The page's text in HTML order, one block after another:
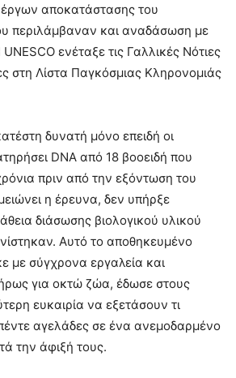
αποκατάστασης του
περιλάμβαναν και αναδάσωση με
ενέταξε τις Γαλλικές Νότιες
στη Λίστα Παγκόσμιας Κληρονομιάς
δυνατή μόνο επειδή οι
DNA από 18 βοοειδή που
πριν από την εξόντωση του
η έρευνα, δεν υπήρξε
διάσωσης βιολογικού υλικού
Αυτό το αποθηκευμένο
με σύγχρονα εργαλεία και
για οκτώ ζώα, έδωσε στους
ευκαιρία να εξετάσουν τι
αγελάδες σε ένα ανεμοδαρμένο
την άφιξή τους.